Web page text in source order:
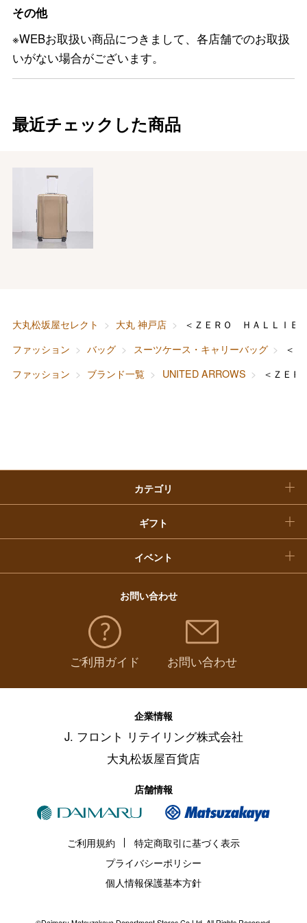
その他
※WEBお取扱い商品につきまして、各店舗でのお取扱
いがない場合がございます。
最近チェックした商品
大丸松坂屋セレクト 大丸 神戸店
＜ＺＥＲＯ ＨＡＬＬＩＢ
ファッション
バッグ スーツケース・キャリーバッグ
＜
ファッション
ブランド一覧 UNITED ARROWS ＜ＺＥ
カテゴリ
ベビー＆キッズ
ギフト
お香典返し
快気祝い
イベント
お中元
敬老の日
福袋
お問い合わせ
ご利用ガイド お問い合わせ
企業情報
J. フロント リテイリング株式会社
大丸松坂屋百貨店
店舗情報
ご利用規約
特定商取引に基づく表示
プライバシーポリシー
個人情報保護基本方針